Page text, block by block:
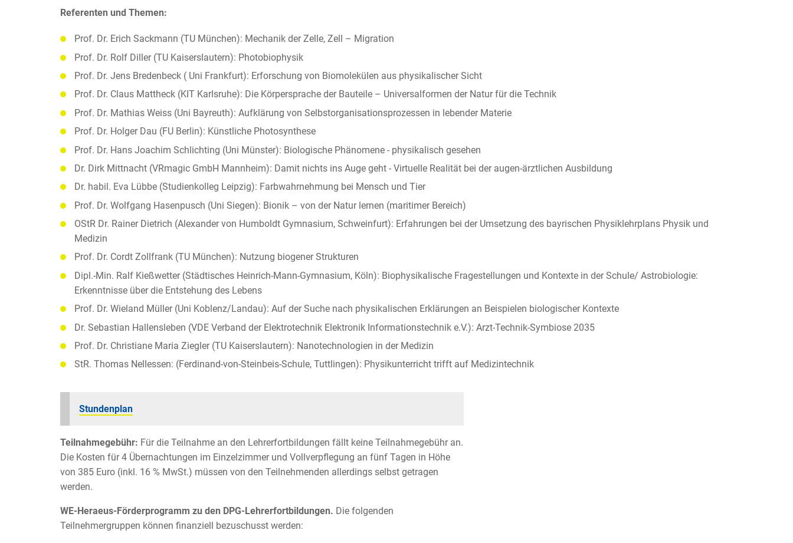
Referenten und Themen:
Prof. Dr. Erich Sackmann (TU München): Mechanik der Zelle, Zell – Migration
Prof. Dr. Rolf Diller (TU Kaiserslautern): Photobiophysik
Prof. Dr. Jens Bredenbeck ( Uni Frankfurt): Erforschung von Biomolekülen aus physikalischer Sicht
Prof. Dr. Claus Mattheck (KIT Karlsruhe): Die Körpersprache der Bauteile – Universalformen der Natur für die Technik
Prof. Dr. Mathias Weiss (Uni Bayreuth): Aufklärung von Selbstorganisationsprozessen in lebender Materie
Prof. Dr. Holger Dau (FU Berlin): Künstliche Photosynthese
Prof. Dr. Hans Joachim Schlichting (Uni Münster): Biologische Phänomene - physikalisch gesehen
Dr. Dirk Mittnacht (VRmagic GmbH Mannheim): Damit nichts ins Auge geht - Virtuelle Realität bei der augen-ärztlichen Ausbildung
Dr. habil. Eva Lübbe (Studienkolleg Leipzig): Farbwahrnehmung bei Mensch und Tier
Prof. Dr. Wolfgang Hasenpusch (Uni Siegen): Bionik – von der Natur lernen (maritimer Bereich)
OStR Dr. Rainer Dietrich (Alexander von Humboldt Gymnasium, Schweinfurt): Erfahrungen bei der Umsetzung des bayrischen Physiklehrplans Physik und
Medizin
Prof. Dr. Cordt Zollfrank (TU München): Nutzung biogener Strukturen
Dipl.-Min. Ralf Kießwetter (Städtisches Heinrich-Mann-Gymnasium, Köln): Biophysikalische Fragestellungen und Kontexte in der Schule/ Astrobiologie:
Erkenntnisse über die Entstehung des Lebens
Prof. Dr. Wieland Müller (Uni Koblenz/Landau): Auf der Suche nach physikalischen Erklärungen an Beispielen biologischer Kontexte
Dr. Sebastian Hallensleben (VDE Verband der Elektrotechnik Elektronik Informationstechnik e.V.): Arzt-Technik-Symbiose 2035
Prof. Dr. Christiane Maria Ziegler (TU Kaiserslautern): Nanotechnologien in der Medizin
StR. Thomas Nellessen: (Ferdinand-von-Steinbeis-Schule, Tuttlingen): Physikunterricht trifft auf Medizintechnik
Stundenplan
Teilnahmegebühr: Für die Teilnahme an den Lehrerfortbildungen fällt keine Teilnahmegebühr an.
Die Kosten für 4 Übernachtungen im Einzelzimmer und Vollverpflegung an fünf Tagen in Höhe
von 385 Euro (inkl. 16 % MwSt.) müssen von den Teilnehmenden allerdings selbst getragen
werden.
WE-Heraeus-Förderprogramm zu den DPG-Lehrerfortbildungen. Die folgenden
Teilnehmergruppen können finanziell bezuschusst werden: